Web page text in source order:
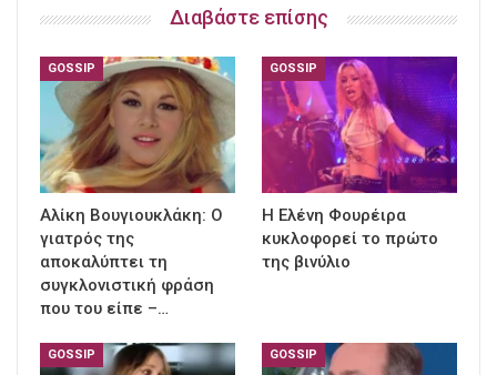
Διαβάστε επίσης
GOSSIP
Αλίκη Βουγιουκλάκη: Ο
γιατρός της
αποκαλύπτει τη
συγκλονιστική φράση
που του είπε –…
GOSSIP
Η Ελένη Φουρέιρα
κυκλοφορεί το πρώτο
της βινύλιο
GOSSIP GOSSIP